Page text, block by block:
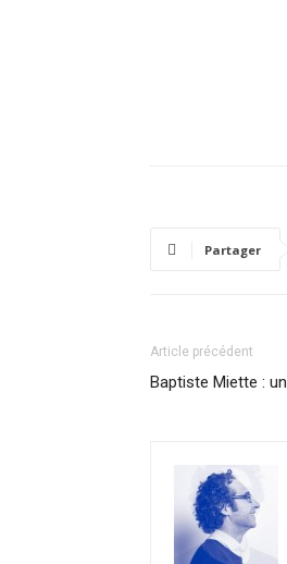
Partager
Article précédent
Baptiste Miette :